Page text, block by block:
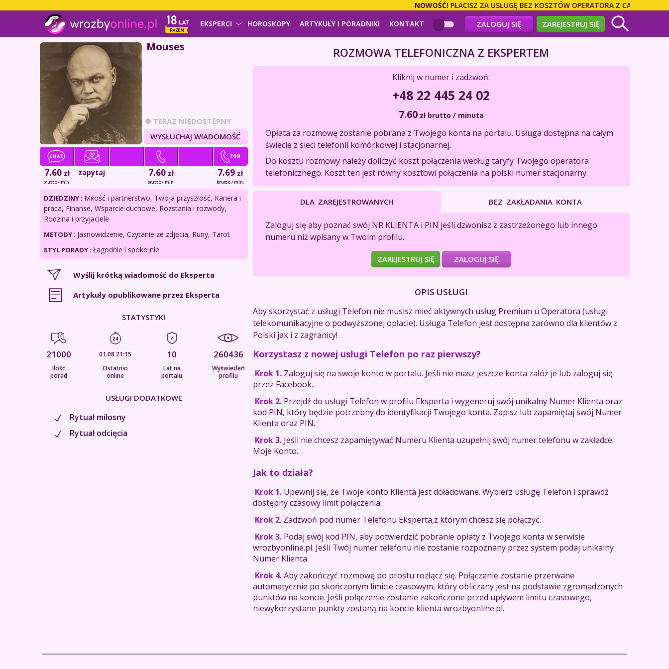
NOWOŚĆ!PŁACISZ ZA USŁUGĘ BEZ KOSZTÓW OPERATORA Z CAŁEGO ŚWIATA!
EKSPERCI HOROSKOPY ARTYKUŁY I PORADNIKI KONTAKT ZALOGUJ SIĘ ZAREJESTRUJ SIĘ
Mouses
TERAZ NIEDOSTĘPNY
WYSŁUCHAJ WIADOMOŚĆ
7.60 zł
brutto / min.
zapytaj 7.60 zł
brutto / min.
7.69 zł
brutto / min.
DZIEDZINY : Miłość i partnerstwo, Twoja przyszłość, Kariera i
praca, Finanse, Wsparcie duchowe, Rozstania i rozwody,
Rodzina i przyjaciele
METODY : Jasnowidzenie, Czytanie ze zdjęcia, Runy, Tarot
STYL PORADY : Łagodnie i spokojnie
Wyślij krótką wiadomość do Eksperta
Artykuły opublikowane przez Eksperta
STATYSTYKI
21000
Ilość
porad
01.08 21:15
Ostatnio
online
10
Lat na
portalu
260436
Wyświetleń
profilu
USŁUGI DODATKOWE
Rytuał miłosny
Rytuał odcięcia
ROZMOWA TELEFONICZNA Z EKSPERTEM
Kliknij w numer i zadzwoń:
+48 22 445 24 02
7.60 złbrutto / minuta
Opłata za rozmowę zostanie pobrana z Twojego konta na portalu. Usługa dostępna na całym
świecie z sieci telefonii komórkowej i stacjonarnej.
Do kosztu rozmowy należy doliczyć koszt połączenia według taryfy Twojego operatora
telefonicznego. Koszt ten jest równy kosztowi połączenia na polski numer stacjonarny.
DLA ZAREJESTROWANYCH BEZ ZAKŁADANIA KONTA
Zaloguj się aby poznać swój NR KLIENTA i PIN jeśli dzwonisz z zastrzeżonego lub innego
numeru niż wpisany w Twoim profilu.
ZAREJESTRUJ SIĘ ZALOGUJ SIĘ
OPIS USŁUGI
Aby skorzystać z usługi Telefon nie musisz mieć aktywnych usług Premium u Operatora (usługi
telekomunikacyjne o podwyższonej opłacie). Usługa Telefon jest dostępna zarówno dla klientów z
Polski jak i z zagranicy!
Korzystasz z nowej usługi Telefon po raz pierwszy?
Krok 1.Zaloguj się na swoje konto w portalu. Jeśli nie masz jeszcze konta załóż je lub zaloguj się
przez Facebook.
Krok 2.Przejdź do usługi Telefon w profilu Eksperta i wygeneruj swój unikalny Numer Klienta oraz
kod PIN, który będzie potrzebny do identyfikacji Twojego konta. Zapisz lub zapamiętaj swój Numer
Klienta oraz PIN.
Krok 3.Jeśli nie chcesz zapamiętywać Numeru Klienta uzupełnij swój numer telefonu w zakładce
Moje Konto.
Jak to działa?
Krok 1.Upewnij się, że Twoje konto Klienta jest doładowane. Wybierz usługę Telefon i sprawdź
dostępny czasowy limit połączenia.
Krok 2. Zadzwoń pod numer Telefonu Eksperta,z którym chcesz się połączyć.
Krok 3.Podaj swój kod PIN, aby potwierdzić pobranie opłaty z Twojego konta w serwisie
wrozbyonline.pl. Jeśli Twój numer telefonu nie zostanie rozpoznany przez system podaj unikalny
Numer Klienta.
Krok 4.Aby zakończyć rozmowę po prostu rozłącz się. Połączenie zostanie przerwane
automatycznie po skończonym limicie czasowym, który obliczany jest na podstawie zgromadzonych
punktów na koncie. Jeśli połączenie zostanie zakończone przed upływem limitu czasowego,
niewykorzystane punkty zostaną na koncie klienta wrozbyonline.pl.